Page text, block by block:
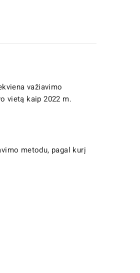
važiavimo
vietą kaip 2022 m.
metodu, pagal kurį